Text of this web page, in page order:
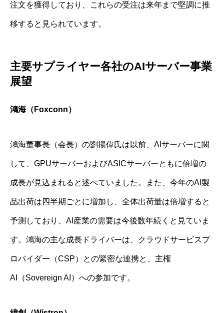
注文を獲得しており、これらの受注は来年まで堅調に推
移すると見られています。
主要サプライヤー各社のAIサーバー事業
展望
鴻海（Foxconn）
鴻海董事長（会長）の劉揚偉氏は以前、AIサーバーに関
して、GPUサーバーおよびASICサーバーともに倍増の
成長が見込まれると述べていました。また、今年のAI製
品出荷は四半期ごとに増加し、全体出荷量は倍増すると
予測しており、AI産業の需要は今後数年続くと見ていま
す。鴻海の主な成長ドライバーは、クラウドサービスプ
ロバイダー（CSP）との緊密な連携と、主権
AI（Sovereign AI）への参加です。